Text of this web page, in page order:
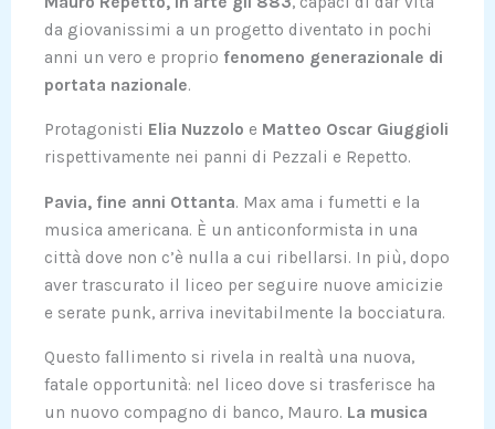
da giovanissimi a un progetto diventato in pochi
anni un vero e proprio fenomeno generazionale di
portata nazionale.
Protagonisti Elia Nuzzolo e Matteo Oscar Giuggioli
rispettivamente nei panni di Pezzali e Repetto.
Pavia, fine anni Ottanta. Max ama i fumetti e la
musica americana. È un anticonformista in una
città dove non c’è nulla a cui ribellarsi. In più, dopo
aver trascurato il liceo per seguire nuove amicizie
e serate punk, arriva inevitabilmente la bocciatura.
Questo fallimento si rivela in realtà una nuova,
fatale opportunità: nel liceo dove si trasferisce ha
un nuovo compagno di banco, Mauro. La musica